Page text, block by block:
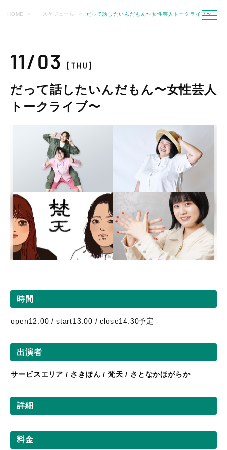
HOME スケジュール だって話したいんだもん〜女性芸人トークライブ〜
11/03[THU]
だって話したいんだもん〜女性芸人
トークライブ〜
時間
open12:00 / start13:00 / close14:30予定
出演者
サービスエリア / さきぽん / 梵天 / さとなかほがらか
詳細
料金